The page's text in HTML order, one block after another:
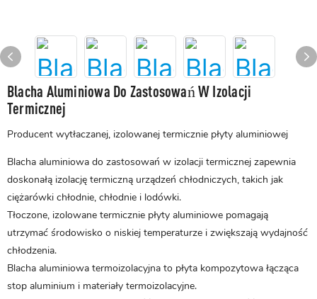
Blacha Aluminiowa Do Zastosowań W Izolacji
Termicznej
Producent wytłaczanej, izolowanej termicznie płyty aluminiowej
Blacha aluminiowa do zastosowań w izolacji termicznej zapewnia
doskonałą izolację termiczną urządzeń chłodniczych, takich jak
ciężarówki chłodnie, chłodnie i lodówki.
Tłoczone, izolowane termicznie płyty aluminiowe pomagają
utrzymać środowisko o niskiej temperaturze i zwiększają wydajność
chłodzenia.
Blacha aluminiowa termoizolacyjna to płyta kompozytowa łącząca
stop aluminium i materiały termoizolacyjne.